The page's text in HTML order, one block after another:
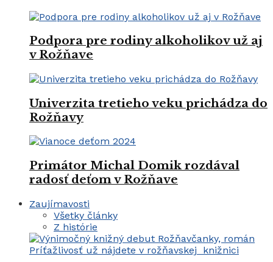
Podpora pre rodiny alkoholikov už aj
v Rožňave
Univerzita tretieho veku prichádza do
Rožňavy
Primátor Michal Domik rozdával
radosť deťom v Rožňave
Zaujímavosti
Všetky články
Z histórie